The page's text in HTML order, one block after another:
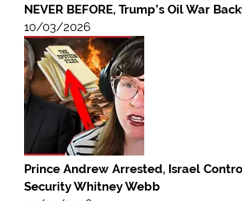
NEVER BEFORE, Trump’s Oil War
10/03/2026
Prince Andrew Arrested, Israel
Security Whitney Webb